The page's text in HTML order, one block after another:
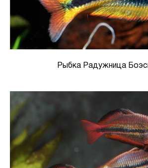
Рыбка Радужница